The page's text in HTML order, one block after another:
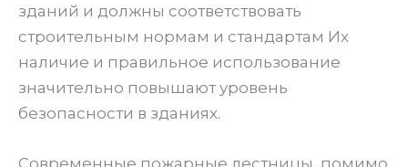
зданий и должны соответствовать
строительным нормам и стандартам Их
наличие и правильное использование
значительно повышают уровень
безопасности в зданиях.
Современные пожарные лестницы, помимо